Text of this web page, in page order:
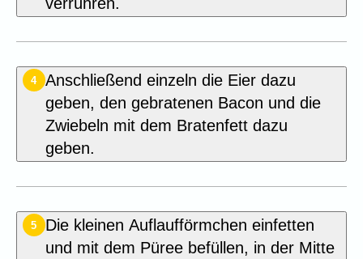
4
Anschließend einzeln die Eier dazu
geben, den gebratenen Bacon und die
Zwiebeln mit dem Bratenfett dazu
geben.
5
Die kleinen Auflaufförmchen einfetten
und mit dem Püree befüllen, in der Mitte